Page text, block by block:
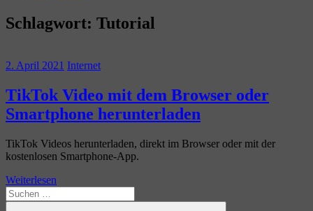
Schlagwort: Tutorial
2. April 2021 Internet
TikTok Video mit dem Browser oder
Smartphone herunterladen
TikTok Videos herunterladen, direkt im Browser oder mit der
kostenlosen Smartphone-App.
Weiterlesen
Suchen
nach: